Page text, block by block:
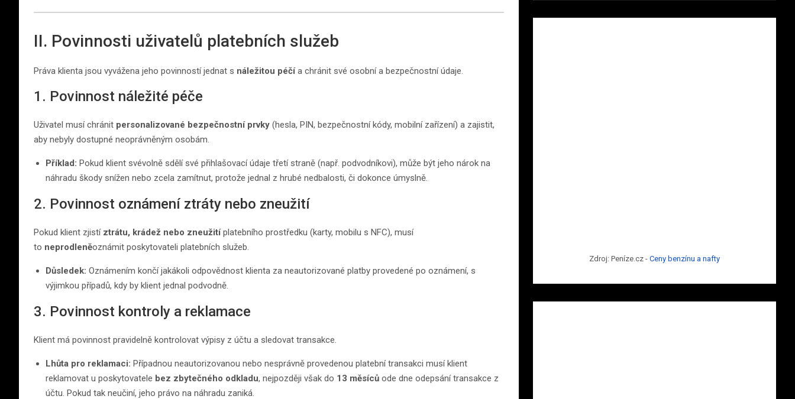
II. Povinnosti uživatelů platebních služeb
Práva klienta jsou vyvážena jeho povinností jednat s náležitou péčía chránit své osobní a bezpečnostní údaje.
1. Povinnost náležité péče
Uživatel musí chránit personalizované bezpečnostní prvky (hesla, PIN, bezpečnostní kódy, mobilní zařízení) a zajistit,
aby nebyly dostupné neoprávněným osobám.
Příklad: Pokud klient svévolně sdělí své přihlašovací údaje třetí straně (např. podvodníkovi), může být jeho nárok na
náhradu škody snížen nebo zcela zamítnut, protože jednal z hrubé nedbalosti, či dokonce úmyslně.
2. Povinnost oznámení ztráty nebo zneužití
Pokud klient zjistí ztrátu, krádež nebo zneužitíplatebního prostředku (karty, mobilu s NFC), musí
to neprodleněoznámit poskytovateli platebních služeb.
Důsledek: Oznámením končí jakákoli odpovědnost klienta za neautorizované platby provedené po oznámení, s
výjimkou případů, kdy by klient jednal podvodně.
3. Povinnost kontroly a reklamace
Klient má povinnost pravidelně kontrolovat výpisy z účtu a sledovat transakce.
Lhůta pro reklamaci: Případnou neautorizovanou nebo nesprávně provedenou platební transakci musí klient
reklamovat u poskytovatele bez zbytečného odkladu, nejpozději však do 13 měsíců ode dne odepsání transakce z
účtu. Pokud tak neučiní, jeho právo na náhradu zaniká.
Zdroj: Peníze.cz -Ceny benzínu a nafty